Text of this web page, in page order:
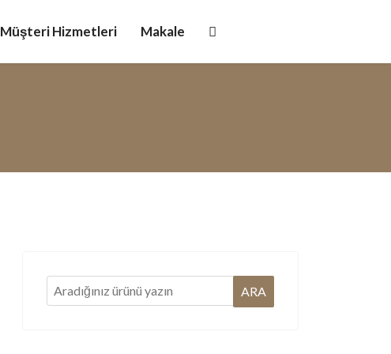
Müşteri Hizmetleri Makale